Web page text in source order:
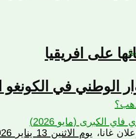
الوطني في الكونغو
على افريقيا
غانا، يوم الاثنين 13 يناير 2026م